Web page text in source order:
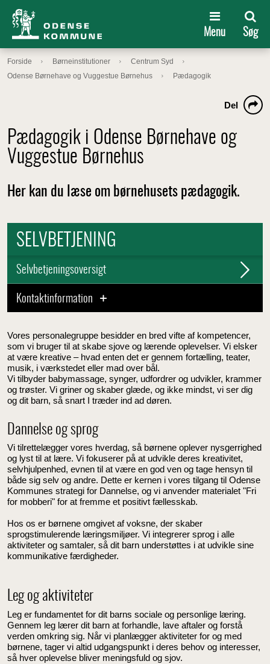
Menu Søg
Forside Børneinstitutioner
Centrum Syd
Odense Børnehave og Vuggestue Børnehus
Pædagogik
Pædagogik i Odense Børnehave og
Vuggestue Børnehus
Del
Her kan du læse om børnehusets pædagogik.
SELVBETJENING
Selvbetjeningsoversigt
Kontaktinformation
Vores personalegruppe besidder en bred vifte af kompetencer,
som vi bruger til at skabe sjove og lærende oplevelser. Vi elsker
at være kreative – hvad enten det er gennem fortælling, teater,
musik, i værkstedet eller mad over bål.
Vi tilbyder babymassage, synger, udfordrer og udvikler, krammer
og trøster. Vi griner og skaber glæde, og ikke mindst, vi ser dig
og dit barn, så snart I træder ind ad døren.
Dannelse og sprog
Vi tilrettelægger vores hverdag, så børnene oplever nysgerrighed
og lyst til at lære. Vi fokuserer på at udvikle deres kreativitet,
selvhjulpenhed, evnen til at være en god ven og tage hensyn til
både sig selv og andre. Dette er kernen i vores tilgang til Odense
Kommunes strategi for Dannelse, og vi anvender materialet "Fri
for mobberi" for at fremme et positivt fællesskab.
Hos os er børnene omgivet af voksne, der skaber
sprogstimulerende læringsmiljøer. Vi integrerer sprog i alle
aktiviteter og samtaler, så dit barn understøttes i at udvikle sine
kommunikative færdigheder.
Leg og aktiviteter
Leg er fundamentet for dit barns sociale og personlige læring.
Gennem leg lærer dit barn at forhandle, lave aftaler og forstå
verden omkring sig. Når vi planlægger aktiviteter for og med
børnene, tager vi altid udgangspunkt i deres behov og interesser,
så hver oplevelse bliver meningsfuld og sjov.